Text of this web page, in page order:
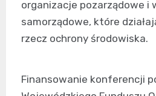
organizacje pozarządowe i
samorządowe, które
rzecz ochrony środowiska.
Finansowanie konferencji